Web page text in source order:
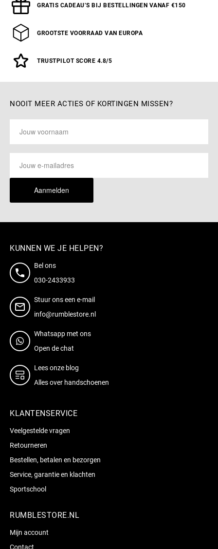
GRATIS CADEAU’S BIJ BESTELLINGEN VANAF €150
GROOTSTE VOORRAAD VAN EUROPA
TRUSTPILOT SCORE 4.8/5
NOOIT MEER ACTIES OF KORTINGEN MISSEN?
Aanmelden
KUNNEN WE JE HELPEN?
Bel ons
030-2433933
Stuur ons een e-mail
info@rumblestore.nl
Whatsapp met ons
Open de chat
Lees onze blog
Alles over handschoenen
KLANTENSERVICE
Veelgestelde vragen
Retourneren
Bestellen, betalen en bezorgen
Service, garantie en klachten
Sportschool
RUMBLESTORE.NL
Mijn account
Contact